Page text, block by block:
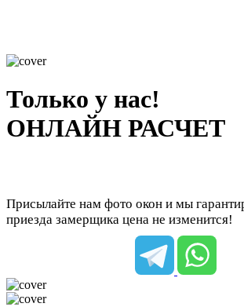
Только у нас!
ОНЛАЙН РАСЧЕТ
Присылайте нам фото окон и мы
приезда замерщика цена не изменится!